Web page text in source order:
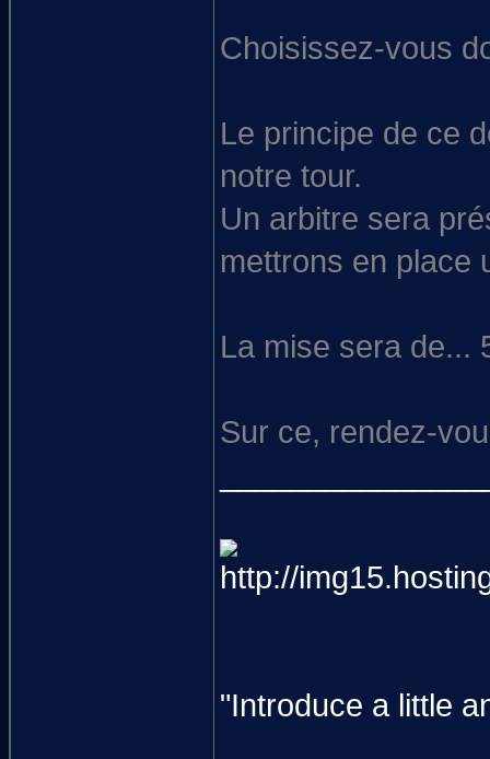
Choisissez-vous
Le principe de ce
notre tour.
Un arbitre sera
mettrons en place
La mise sera de...
Sur ce, rendez-
"Introduce a little